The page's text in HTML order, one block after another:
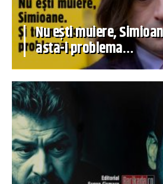
Nu ești muiere,
asta-i problema…